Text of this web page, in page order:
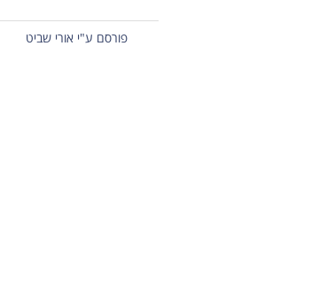
פורסם ע"י אורי שביט